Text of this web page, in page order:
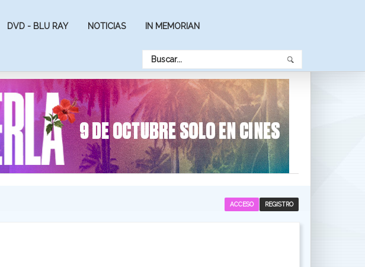
DVD - BLU RAY NOTICIAS IN MEMORIAN
REGISTRO
ACCESO